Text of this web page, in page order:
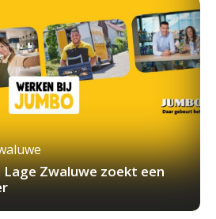
Lage Zwaluwe zoekt een